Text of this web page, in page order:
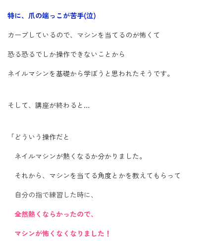
特に、爪の端っこが苦手(泣)
カーブしているので、マシンを当てるのが怖くて
恐る恐るでしか操作できないことから
ネイルマシンを基礎から学ぼうと思われたそうです。
そして、講座が終わると…
「どういう操作だと
ネイルマシンが熱くなるか分かりました。
それから、マシンを当てる角度とかを教えてもらって
自分の指で練習した時に、
全然熱くならかったので、
マシンが怖くなくなりました！